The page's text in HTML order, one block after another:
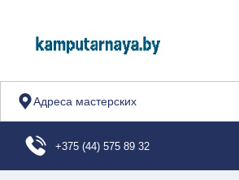
Адреса мастерских
+375 (44) 575 89 32